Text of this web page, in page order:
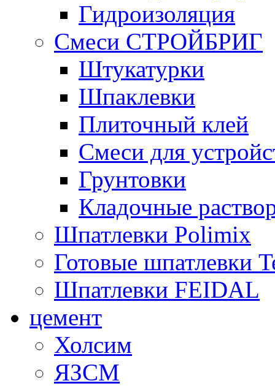
Гидроизоляция
Смеси СТРОЙБРИГ
Штукатурки
Шпаклевки
Плиточный клей
Смеси для
Грунтовки
Кладочные
Шпатлевки Polimix
Готовые шпатлевки
Шпатлевки FEIDAL
цемент
Холсим
ЯЗCМ